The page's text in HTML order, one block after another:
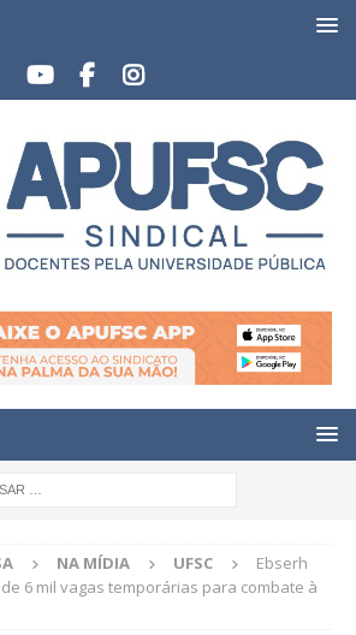
NA MÍDIA UFSC
Ebserh
6 mil vagas temporárias para combate à